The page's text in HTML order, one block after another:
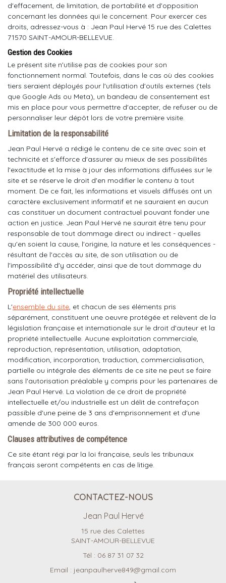
d'effacement, de limitation, de portabilité et d'opposition
concernant les données qui le concernent. Pour exercer ces
droits, adressez-vous à : Jean Paul Hervé 15 rue des Calettes
71570 SAINT-AMOUR-BELLEVUE.
Gestion des Cookies
Le présent site n'utilise pas de cookies pour son
fonctionnement normal. Toutefois, dans le cas où des cookies
tiers seraient déployés pour l'utilisation d'outils externes (tels
que Google Ads ou Meta), un bandeau de consentement est
mis en place pour vous permettre d'accepter, de refuser ou de
personnaliser leur dépôt lors de votre première visite.
Limitation de la responsabilité
Jean Paul Hervé a rédigé le contenu de ce site avec soin et
technicité et s'efforce d'assurer au mieux de ses possibilités
l'exactitude et la mise à jour des informations diffusées sur le
site et se réserve le droit d'en modifier le contenu à tout
moment. De ce fait, les informations et visuels diffusés ont un
caractère exclusivement informatif et ne sauraient en aucun
cas constituer un document contractuel pouvant fonder une
action en justice. Jean Paul Hervé ne saurait être tenu pour
responsable de tout dommage direct ou indirect - quelles
qu'en soient la cause, l'origine, la nature et les conséquences -
résultant de l'accès au site, de son utilisation ou de
l'impossibilité d'y accéder, ainsi que de tout dommage du
matériel des utilisateurs.
Propriété intellectuelle
L'ensemble du site, et chacun de ses éléments pris
séparément, constituent une oeuvre protégée et relèvent de la
législation française et internationale sur le droit d'auteur et la
propriété intellectuelle. Aucune exploitation commerciale,
reproduction, représentation, utilisation, adaptation,
modification, incorporation, traduction, commercialisation,
partielle ou intégrale des éléments de ce site ne peut se faire
sans l'autorisation préalable y compris pour les partenaires de
Jean Paul Hervé. La violation de ce droit de propriété
intellectuelle et/ou industrielle est un délit de contrefaçon
passible d'une peine de 3 ans d'emprisonnement et d'une
amende de 300 000 euros.
Clauses attributives de compétence
Ce site étant régi par la loi française, seuls les tribunaux
français seront compétents en cas de litige.
CONTACTEZ-NOUS
Jean Paul Hervé
15 rue des Calettes
SAINT-AMOUR-BELLEVUE
Tél : 06 87 31 07 32
Email : jeanpaulherve849@gmail.com